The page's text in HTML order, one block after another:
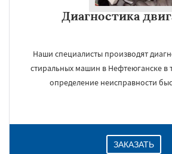
Диагностика
Наши специалисты производят
стиральных машин в Нефтеюганске в
определение неисправности
ЗАКАЗАТЬ